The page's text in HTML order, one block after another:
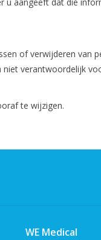
of verwijderen van
verantwoordelijk
te wijzigen.
WE Medical